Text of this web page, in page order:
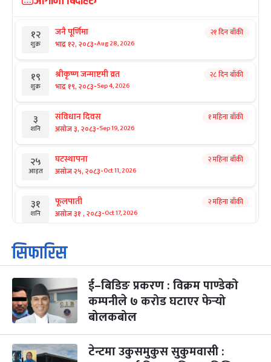
१२
शुक्र
जनै पूर्णिमा
भाद्र १२, २०८३-Aug 28, 2026
२१ दिन बाँकी
१९
शुक्र
श्रीकृष्ण जन्माष्टमी व्रत
भाद्र १९, २०८३-Sep 4, 2026
२८ दिन बाँकी
३
शनि
संविधान दिवस
असोज ३, २०८३-Sep 19, 2026
१ महिना बाँकी
२५
आइत
घटस्थापना
असोज २५, २०८३-Oct 11, 2026
२ महिना बाँकी
३१
शनि
फूलपाती
असोज ३१ , २०८३-Oct 17, 2026
२ महिना बाँकी
१
आइत
कार्तिक सङ्क्रान्ति
कार्तिक १, २०८३
३
मंगल
महानवमी
कार्तिक ३, २०८३-Oct 20, 2026
२ महिना बाँकी
४
सिफारिस
ई–बिडिङ प्रकरण : विक्रम पाण्डेको
कम्पनीले ७ करोड घटाएर फेर्‍यो
बोलकबोल
टेन्टमा उकुसमुकुस सुकुमवासी :